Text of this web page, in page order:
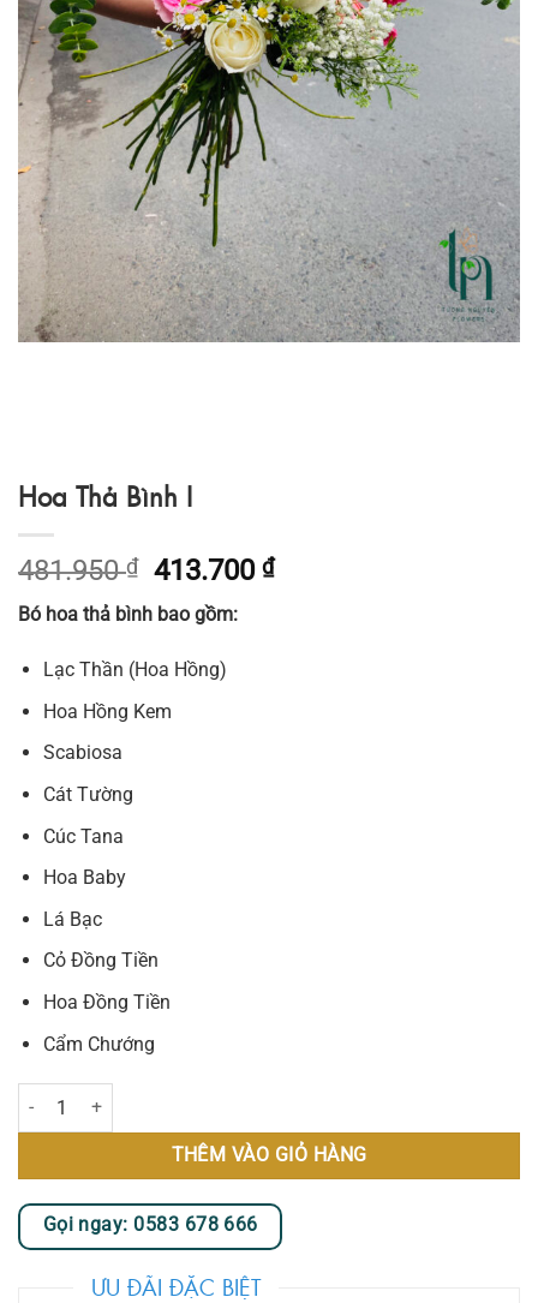
Hoa Thả Bình I
481.950₫
Giá
gốc
là:
481.950 ₫.
413.700₫Giá
Bó hoa thả bình bao gồm:
Lạc Thần (Hoa Hồng)
Hoa Hồng Kem
Scabiosa
Cát Tường
Cúc Tana
Hoa Baby
Lá Bạc
Cỏ Đồng Tiền
Hoa Đồng Tiền
Cẩm Chướng
Hoa Thả Bình I số lượng
THÊM VÀO GIỎ HÀNG
Gọi ngay: 0583 678 666
ƯU ĐÃI ĐẶC BIỆT